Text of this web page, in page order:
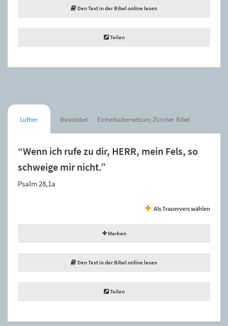
Den Text in der Bibel online lesen
Teilen
Luther Basisbibel Einheitsübersetzung Zürcher Bibel
“Wenn ich rufe zu dir, HERR, mein Fels, so
schweige mir nicht.”
Psalm 28,1a
Als Trauervers wählen
Merken
Den Text in der Bibel online lesen
Teilen